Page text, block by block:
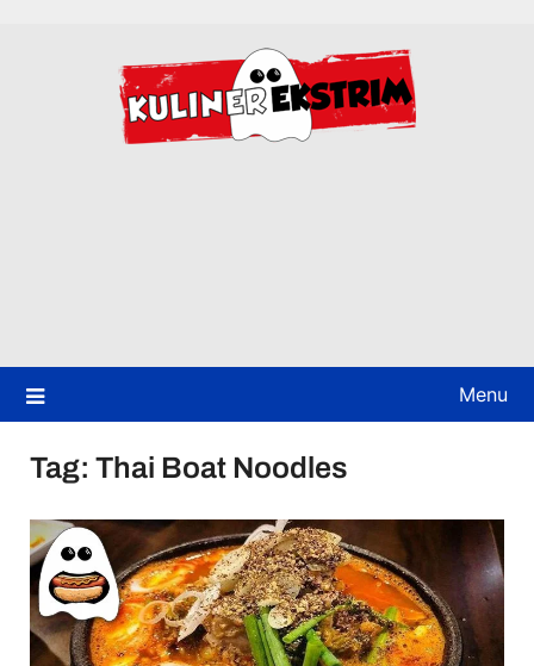
Menu
Tag: Thai Boat Noodles